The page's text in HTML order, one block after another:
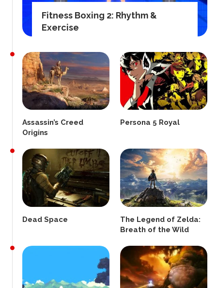
Fitness Boxing 2: Rhythm &
Exercise
Assassin’s Creed
Origins
Persona 5 Royal
Dead Space
The Legend of Zelda:
Breath of the Wild